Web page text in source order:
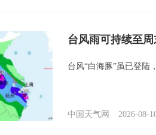
台风雨可持续至
台风“白海豚”虽已登陆
中国天气网 2026-08-